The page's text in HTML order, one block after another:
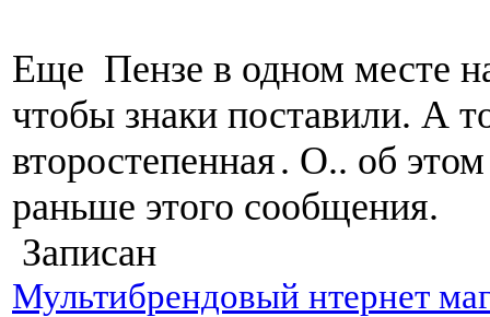
Еще Пензе в одном месте
чтобы знаки поставили. А
второстепенная. О.. об
раньше этого сообщения.
Записан
Мультибрендовый нтернет